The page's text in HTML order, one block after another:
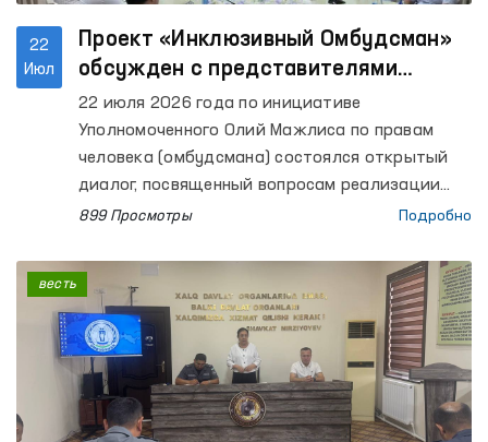
22
Июл
Проект «Инклюзивный Омбудсман»
обсужден с представителями
гражданского общества
22 июля 2026 года по инициативе
Уполномоченного Олий Мажлиса по правам
человека (омбудсмана) состоялся открытый
диалог, посвященный вопросам реализации
проекта «Инклюзивный Омбудсман».
899 Просмотры Подробно
весть